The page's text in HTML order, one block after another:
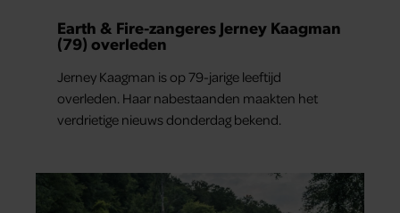
Earth & Fire-zangeres Jerney Kaagman
(79) overleden
Jerney Kaagman is op 79-jarige leeftijd
overleden. Haar nabestaanden maakten het
verdrietige nieuws donderdag bekend.